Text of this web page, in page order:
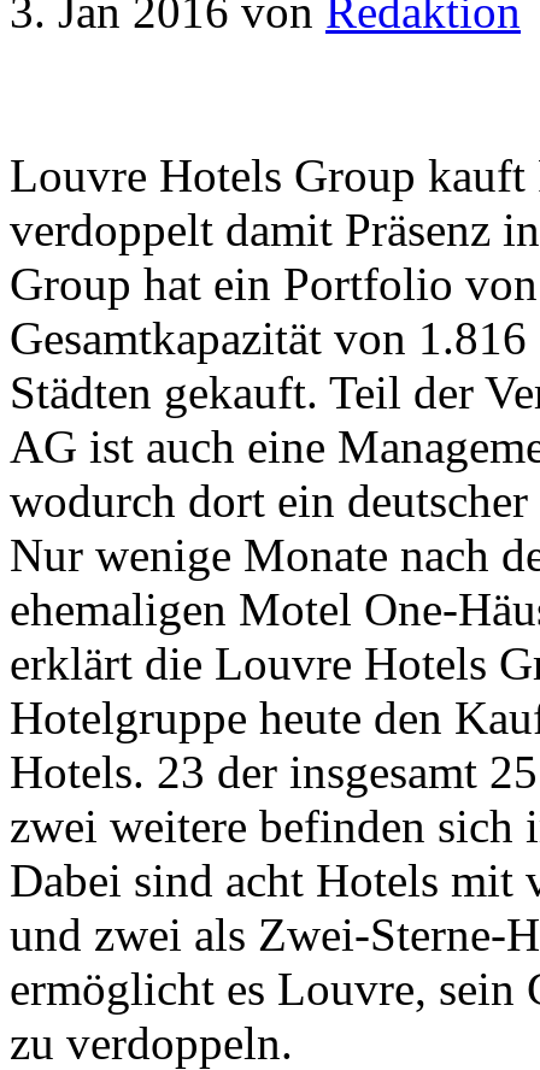
3. Jan 2016 von Redaktion
Louvre Hotels Group
verdoppelt damit Präsenz
Group hat ein Portfolio
Gesamtkapazität von
Städten gekauft. Teil der
AG ist auch eine
wodurch dort ein
Nur wenige Monate nach
ehemaligen Motel One-
erklärt die Louvre Hotels
Hotelgruppe heute den
Hotels. 23 der insgesamt
zwei weitere befinden sich
Dabei sind acht Hotels mit
und zwei als Zwei-Sterne-
ermöglicht es Louvre, sein
zu verdoppeln.